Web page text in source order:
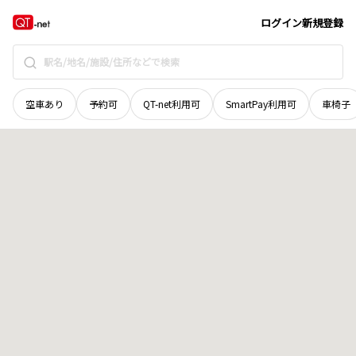
ログイン新規登録
空車あり 予約可 QT-net利用可 SmartPay利用可 車椅子
広島県